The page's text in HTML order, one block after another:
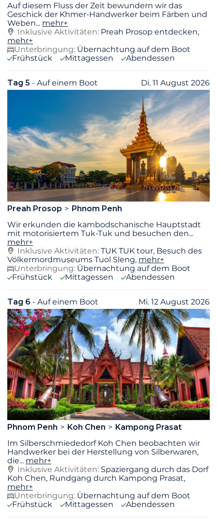
Auf diesem Fluss der Zeit bewundern wir das
Geschick der Khmer-Handwerker beim Färben und
Weben... mehr+
Inklusive Aktivitäten: Preah Prosop entdecken,
mehr+
Unterbringung: Übernachtung auf dem Boot
Frühstück
Mittagessen Abendessen
Tag 5 - Auf einem Boot Di. 11 August 2026
Preah Prosop
Phnom Penh
Wir erkunden die kambodschanische Hauptstadt
mit motorisiertem Tuk-Tuk und besuchen den...
mehr+
Inklusive Aktivitäten: TUK TUK tour, Besuch des
Völkermordmuseums Tuol Sleng, mehr+
Unterbringung: Übernachtung auf dem Boot
Frühstück
Mittagessen Abendessen
Tag 6 - Auf einem Boot Mi. 12 August 2026
Phnom Penh Koh Chen
Kampong Prasat
Im Silberschmiededorf Koh Chen beobachten wir
Handwerker bei der Herstellung von Silberwaren,
die... mehr+
Inklusive Aktivitäten: Spaziergang durch das Dorf
Koh Chen, Rundgang durch Kampong Prasat,
mehr+
Unterbringung: Übernachtung auf dem Boot
Frühstück
Mittagessen Abendessen